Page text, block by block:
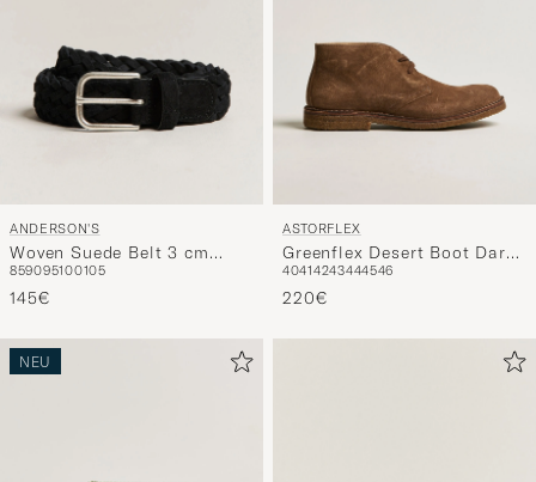
ANDERSON'S
Woven Suede Belt 3 cm
Black
859095100105
145€
ASTORFLEX
Greenflex Desert Boot Dark
Khaki Suede
40414243444546
220€
NEU